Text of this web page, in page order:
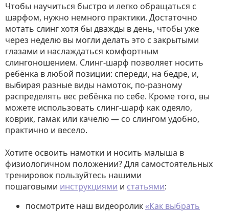
Чтобы научиться быстро и легко обращаться с
шарфом, нужно немного практики. Достаточно
мотать слинг хотя бы дважды в день, чтобы уже
через неделю вы могли делать это с закрытыми
глазами и наслаждаться комфортным
слингоношением. Слинг-шарф позволяет носить
ребёнка в любой позиции: спереди, на бедре, и,
выбирая разные виды намоток, по-разному
распределять вес ребёнка по себе. Кроме того, вы
можете использовать слинг-шарф как одеяло,
коврик, гамак или качелю — со слингом удобно,
практично и весело.
Хотите освоить намотки и носить малыша в
физиологичном положении? Для самостоятельных
тренировок пользуйтесь нашими
пошаговыми инструкциями и статьями:
посмотрите наш видеоролик «Как выбрать